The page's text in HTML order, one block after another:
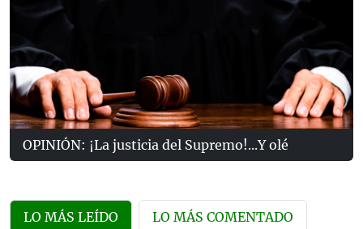
OPINIÓN: ¡La justicia del Supremo!...Y olé
LO MÁS LEÍDO LO MÁS COMENTADO